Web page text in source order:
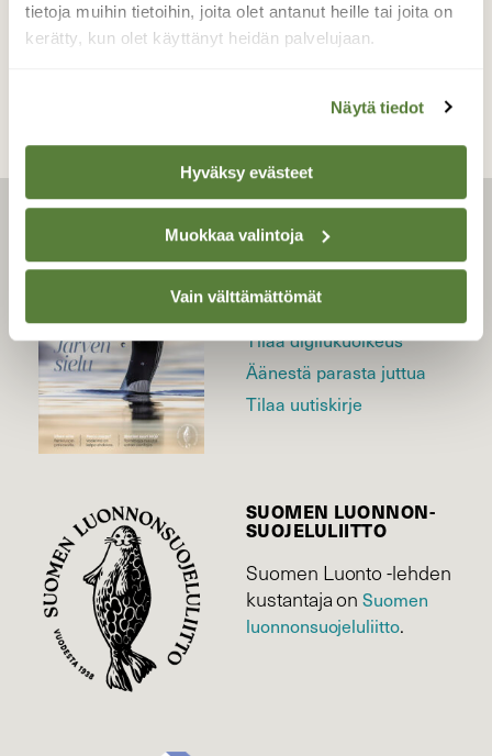
tietoja muihin tietoihin, joita olet antanut heille tai joita on
kerätty, kun olet käyttänyt heidän palvelujaan.
Näytä tiedot
Hyväksy evästeet
Muokkaa valintoja
Vain välttämättömät
LEHTI
Uusin lehti
Tilaa Suomen Luonto
Tilaa digilukuoikeus
Äänestä parasta juttua
Tilaa uutiskirje
SUOMEN LUONNON­
SUOJELU­LIITTO
Suomen Luonto -lehden
kustantaja onSuomen
luonnonsuojelu­liitto.